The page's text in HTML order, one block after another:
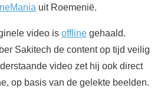
uit Roemenië.
video is offline gehaald.
Sakitech de content op tijd veilig
video zet hij ook direct
op basis van de gelekte beelden.